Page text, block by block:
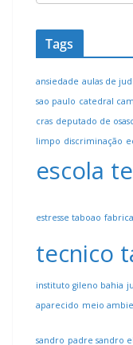
Tags
ansiedade aulas de
sao paulo catedral
cras deputado de
limpo discriminação
escola
estresse taboao
tecnico
instituto gileno bahia
aparecido meio
sandro padre sandro